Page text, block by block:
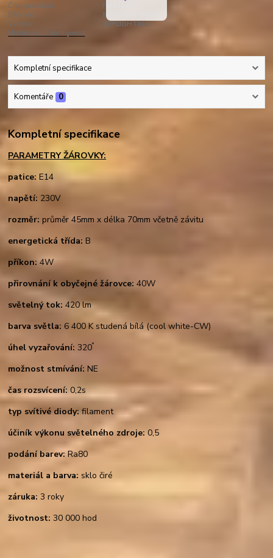
Číslo produktu:
FM1404F
EAN kód:
8059617678869
Výrobce:
SKYLIGHTING
Hlídat cenu / dostupnost
Kompletní specifikace
Komentáře 0
Kompletní specifikace
PARAMETRY ŽÁROVKY:
patice: E14
napětí: 230V
rozměr: průměr 45mm x délka 70mm včetně závitu
energetická třída: B
příkon: 4W
přirovnání k obyčejné žárovce: 40W
světelný tok: 420 lm
barva světla: 6 400 K studená bílá (cool white-CW)
úhel vyzařování: 320°
možnost stmívání: NE
čas rozsvícení: 0,2s
typ svítivé diody: filament
účiník výkonu světelného zdroje: 0,5
podání barev:Ra80
materiál a barva: sklo čiré
záruka: 3 roky
životnost: 30 000 hod